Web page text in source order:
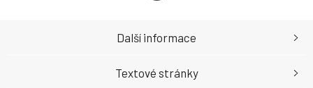
Další informace
Textové stránky